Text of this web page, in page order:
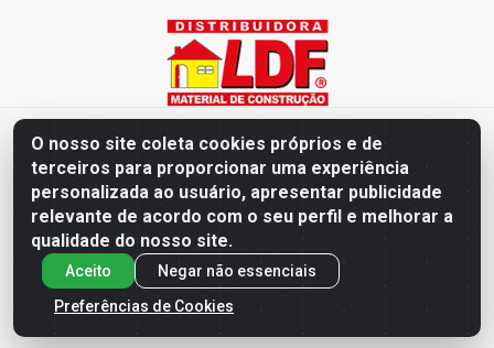
O nosso site coleta cookies próprios e de
terceiros para proporcionar uma experiência
personalizada ao usuário, apresentar publicidade
relevante de acordo com o seu perfil e melhorar a
qualidade do nosso site.
Aceito
Negar não essenciais
Preferências de Cookies
Distribuidora LDF - Av. Presidente Tancredo Neves, 203 – Bairro
dos Ipês, João Pessoa / PB - CEP 58028-840 - CNPJ
02.019.761/0003-82